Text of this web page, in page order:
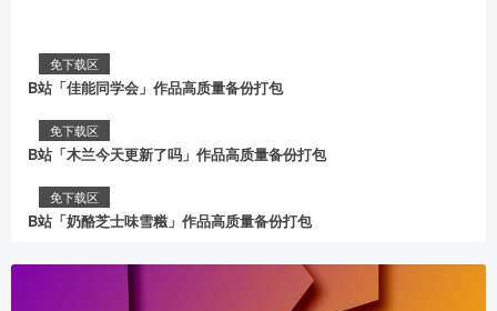
免下载区
B站「佳能同学会」作品高质量备份打包
免下载区
B站「木兰今天更新了吗」作品高质量备份打包
免下载区
B站「奶酪芝士味雪糍」作品高质量备份打包